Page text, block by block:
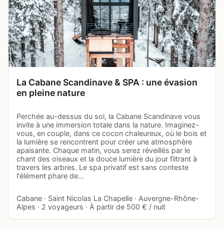
La Cabane Scandinave & SPA : une évasion
en pleine nature
Perchée au-dessus du sol, la Cabane Scandinave vous
invite à une immersion totale dans la nature. Imaginez-
vous, en couple, dans ce cocon chaleureux, où le bois et
la lumière se rencontrent pour créer une atmosphère
apaisante. Chaque matin, vous serez réveillés par le
chant des oiseaux et la douce lumière du jour filtrant à
travers les arbres. Le spa privatif est sans conteste
l'élément phare de…
Cabane · Saint Nicolas La Chapelle · Auvergne-Rhône-
Alpes · 2 voyageurs · À partir de 500 € / nuit